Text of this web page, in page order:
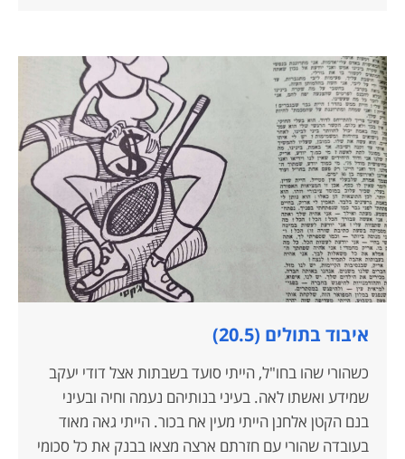
איבוד בתולים (20.5)
כשהורי שהו בחו"ל, הייתי סועד בשבתות אצל דודי יעקב
שמידע ואשתו לאה. בעיני בנותיהם נעמה וחיה ובעיני
בנם הקטן אלחנן הייתי מעין אח בכור. הייתי גאה מאוד
בעובדה שהורי עם חזרתם ארצה מצאו בבנק את כל סכומי